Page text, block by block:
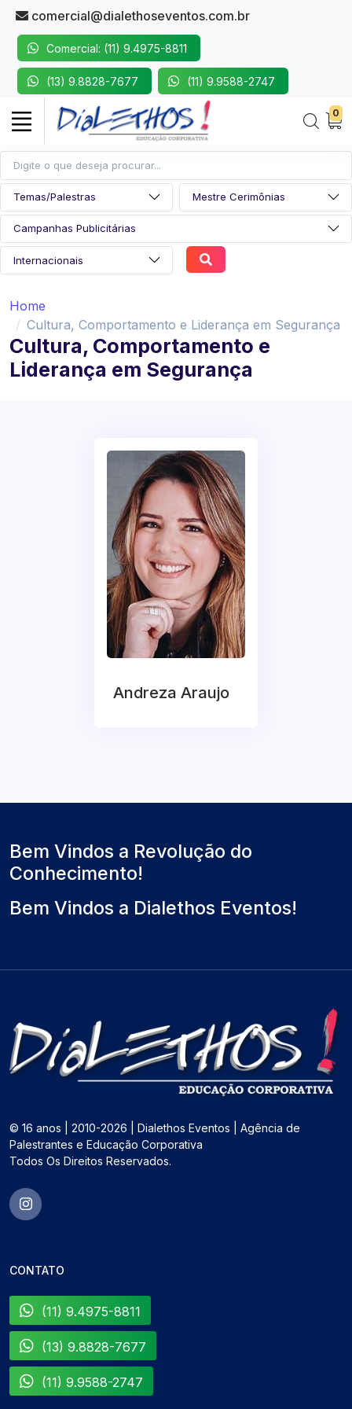
comercial@dialethoseventos.com.br
Comercial: (11) 9.4975-8811
(13) 9.8828-7677 (11) 9.9588-2747
0
Home
Cultura, Comportamento e Liderança em Segurança
Cultura, Comportamento e
Liderança em Segurança
Andreza Araujo
Bem Vindos a Revolução do
Conhecimento!
Bem Vindos a Dialethos Eventos!
© 16 anos | 2010-2026 | Dialethos Eventos | Agência de
Palestrantes e Educação Corporativa
Todos Os Direitos Reservados.
CONTATO
(11) 9.4975-8811
(13) 9.8828-7677
(11) 9.9588-2747